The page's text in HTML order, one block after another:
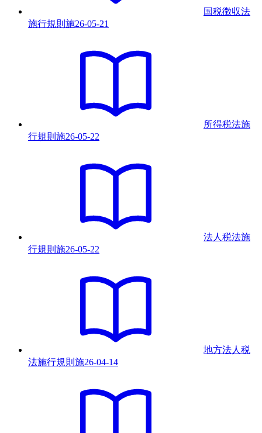
国税徴収法
施行規則 施26-05-21
所得税法施
行規則 施26-05-22
法人税法施
行規則 施26-05-22
地方法人税
法施行規則 施26-04-14